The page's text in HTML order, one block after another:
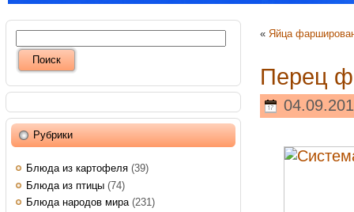
Рубрики
Блюда из картофеля (39)
Блюда из птицы (74)
Блюда народов мира(231)
« Яйца
Перец